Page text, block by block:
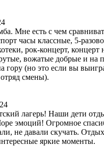
Мне есть с чем
часы классные, 5-
рок-концерт, концерт
вожатые добрые и на
гору (но это если вы
смены).
лагерь! Наши дети
эмоций! Огромное
не давали скучать.
яркие моменты.